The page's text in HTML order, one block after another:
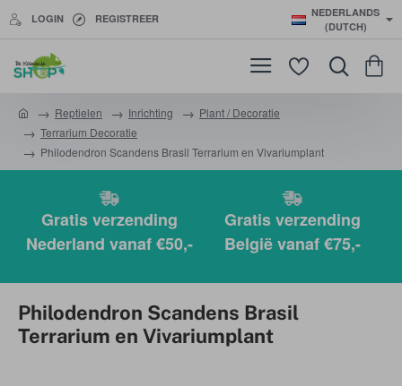
LOGIN REGISTREER
NEDERLANDS
(DUTCH)
m
e
Reptielen Inrichting
Plant / Decoratie
Terrarium Decoratie
Philodendron Scandens Brasil Terrarium en Vivariumplant
Gratis verzending
Nederland vanaf €50,-
Gratis verzending
België vanaf €75,-
Philodendron Scandens Brasil
Terrarium en Vivariumplant